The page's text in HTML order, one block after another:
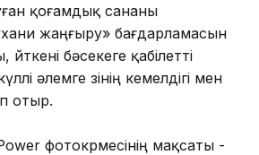
қоғамдық сананы
жаңғыру» бағдарламасын
бәсекеге қабілетті
әлемге өзінің кемелдігі мен
отыр.
фотокөрмесінің мақсаты -